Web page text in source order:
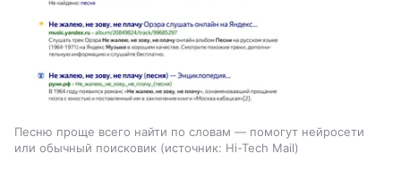
Песню проще всего найти по словам — помогут нейросети
или обычный поисковик
источник: Hi-Tech Mail